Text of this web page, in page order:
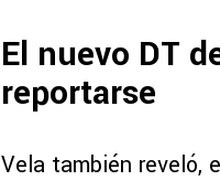
El nuevo DT
reportarse
Vela también reveló,